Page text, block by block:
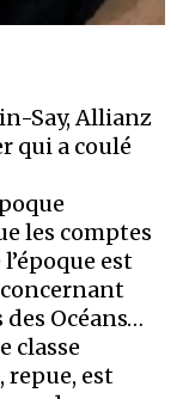
Say, Allianz
qui a coulé
les comptes
est
Océans…
classe
repue, est